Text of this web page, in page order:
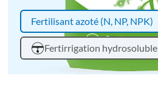
Fertilisant azoté (N, NP, NPK)
Fertirrigation hydrosoluble